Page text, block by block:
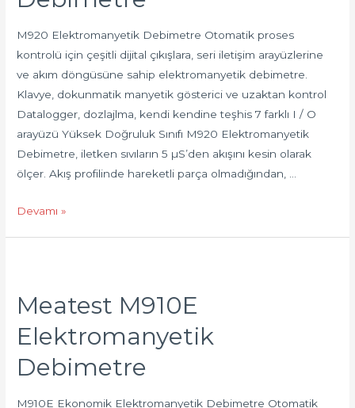
M920 Elektromanyetik Debimetre Otomatik proses
kontrolü için çeşitli dijital çıkışlara, seri iletişim arayüzlerine
ve akım döngüsüne sahip elektromanyetik debimetre.
Klavye, dokunmatik manyetik gösterici ve uzaktan kontrol
Datalogger, dozlajlma, kendi kendine teşhis 7 farklı I / O
arayüzü Yüksek Doğruluk Sınıfı M920 Elektromanyetik
Debimetre, iletken sıvıların 5 µS’den akışını kesin olarak
ölçer. Akış profilinde hareketli parça olmadığından, …
Devamı »
Meatest M910E
Elektromanyetik
Debimetre
M910E Ekonomik Elektromanyetik Debimetre Otomatik